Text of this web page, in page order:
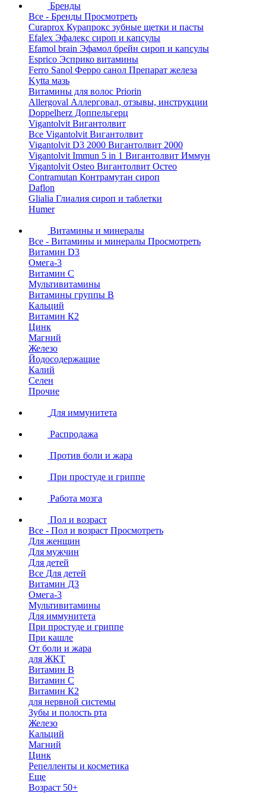
Бренды
Все - Бренды Просмотреть
Curaprox Курапрокс зубные щетки и пасты
Efalex Эфалекс сироп и капсулы
Efamol brain Эфамол брейн сироп и капсулы
Esprico Эсприко витамины
Ferro Sanol Ферро санол Препарат железа
Kytta мазь
Витамины для волос Priorin
Allergoval Аллерговал, отзывы, инструкции
Doppelherz Доппельгерц
Vigantolvit Вигантолвит
Все Vigantolvit Вигантолвит
Vigantolvit D3 2000 Вигантолвит 2000
Vigantolvit Immun 5 in 1 Вигантолвит Иммун
Vigantolvit Osteo Вигантолвит Остео
Contramutan Контрамутан сироп
Daflon
Glialia Глиалия сироп и таблетки
Humer
Витамины и минералы
Все - Витамины и минералы Просмотреть
Витамин D3
Омега-3
Витамин С
Мультивитамины
Витамины группы B
Кальций
Витамин К2
Цинк
Магний
Железо
Йодосодержащие
Калий
Селен
Прочие
Для иммунитета
Распродажа
Против боли и жара
При простуде и гриппе
Работа мозга
Пол и возраст
Все - Пол и возраст Просмотреть
Для женщин
Для мужчин
Для детей
Все Для детей
Витамин Д3
Омега-3
Мультивитамины
Для иммунитета
При простуде и гриппе
При кашле
От боли и жара
для ЖКТ
Витамин В
Витамин С
Витамин К2
для нервной системы
Зубы и полость рта
Железо
Кальций
Магний
Цинк
Репелленты и косметика
Еще
Возраст 50+